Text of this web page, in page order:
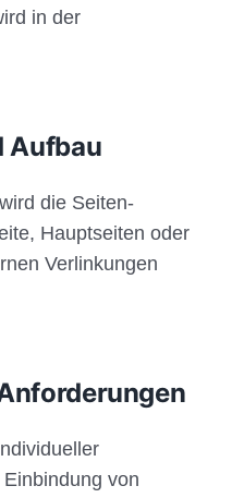
in der
Aufbau
die Seiten-
Hauptseiten oder
Verlinkungen
von